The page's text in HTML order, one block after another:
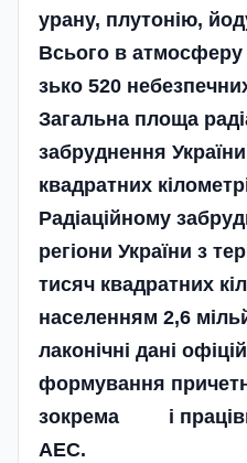
урану, плутонію,
Всього в
зь­ко 520
Загальна площа
забруднення
квадратних
Радіаційному
регіони України з
тисяч квадратних
населенням 2,6
лаконічні дані
формування
зокрема і
АЕС.